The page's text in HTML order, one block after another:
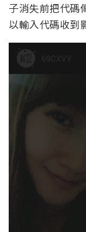
子消失前把代碼
以輸入代碼收到